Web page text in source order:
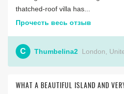
thatched-roof villa has...
Прочесть весь отзыв
C Thumbelina2 London,
WHAT A BEAUTIFUL ISLAND AND